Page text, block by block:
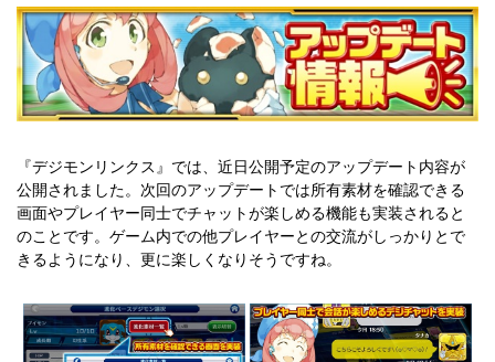
『デジモンリンクス』では、近日公開予定のアップデート内容が
公開されました。次回のアップデートでは所有素材を確認できる
画面やプレイヤー同士でチャットが楽しめる機能も実装されると
のことです。ゲーム内での他プレイヤーとの交流がしっかりとで
きるようになり、更に楽しくなりそうですね。